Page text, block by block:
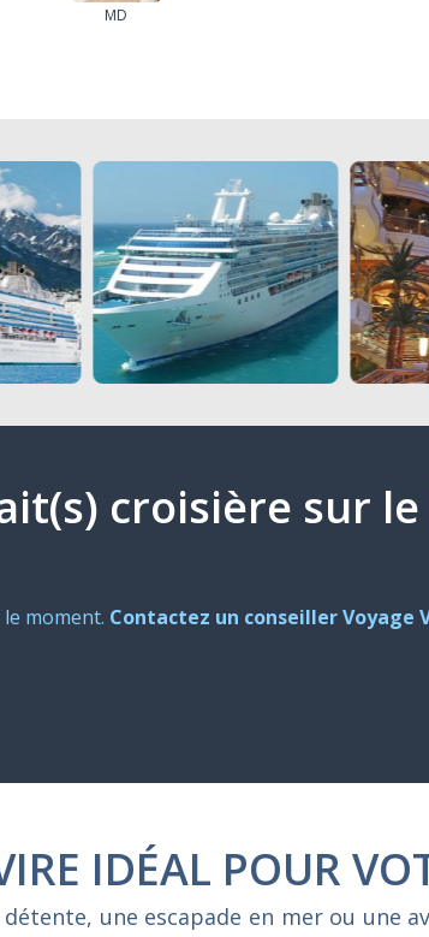
MD
croisière sur
moment. Contactez un conseiller
IDÉAL POUR
une escapade en mer ou une